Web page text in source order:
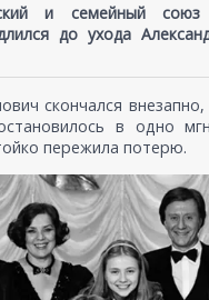
и семейный
до ухода
скончался
в одно
пережила потерю.